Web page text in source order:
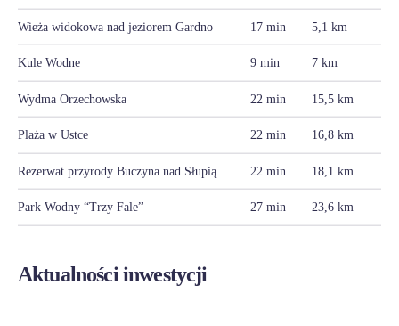
Wieża widokowa nad jeziorem Gardno 17 min 5,1 km
Kule Wodne 9 min 7 km
Wydma Orzechowska 22 min 15,5 km
Plaża w Ustce 22 min 16,8 km
Rezerwat przyrody Buczyna nad Słupią 22 min 18,1 km
Park Wodny “Trzy Fale” 27 min 23,6 km
Aktualności inwestycji